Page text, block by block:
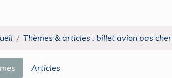
Thèmes & articles : billet avion pas cher
Articles